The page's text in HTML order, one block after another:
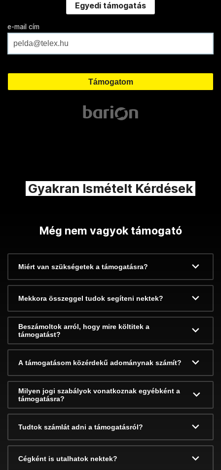
Egyedi támogatás
e-mail cím
Gyakran Ismételt Kérdések
Még nem vagyok támogató
Miért van szükségetek a támogatásra?
Mekkora összeggel tudok segíteni nektek?
Beszámoltok arról, hogy mire költitek a
támogatást?
A támogatásom közérdekű adománynak számít?
Milyen jogi szabályok vonatkoznak egyébként a
támogatásra?
Tudtok számlát adni a támogatásról?
Cégként is utalhatok nektek?